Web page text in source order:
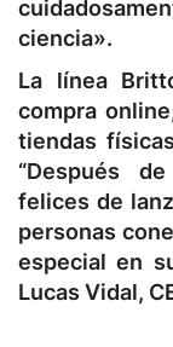
ciencia».
La línea
compra
tiendas
“Después
felices de
personas
especial en
Lucas Vidal,